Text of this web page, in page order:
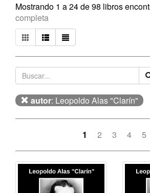
Mostrando 1 a 24 de 98 libros
completa
autor: Leopoldo Alas "Clarín"
1 2 3 4 5